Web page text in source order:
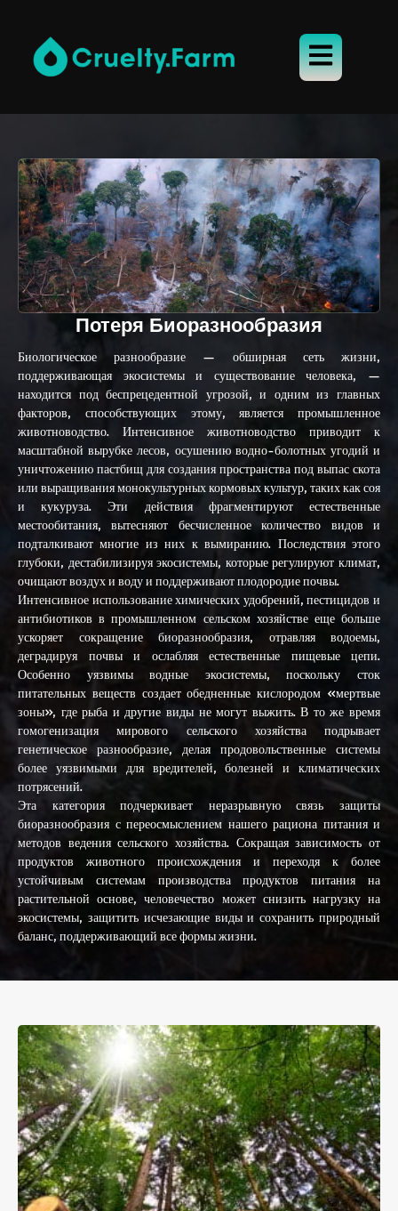
Потеря Биоразнообразия
Биологическое разнообразие — обширная сеть жизни,
поддерживающая экосистемы и существование человека, —
находится под беспрецедентной угрозой, и одним из главных
факторов, способствующих этому, является промышленное
животноводство. Интенсивное животноводство приводит к
масштабной вырубке лесов, осушению водно-болотных угодий и
уничтожению пастбищ для создания пространства под выпас скота
или выращивания монокультурных кормовых культур, таких как соя
и кукуруза. Эти действия фрагментируют естественные
местообитания, вытесняют бесчисленное количество видов и
подталкивают многие из них к вымиранию. Последствия этого
глубоки, дестабилизируя экосистемы, которые регулируют климат,
очищают воздух и воду и поддерживают плодородие почвы.
Интенсивное использование химических удобрений, пестицидов и
антибиотиков в промышленном сельском хозяйстве еще больше
ускоряет сокращение биоразнообразия, отравляя водоемы,
деградируя почвы и ослабляя естественные пищевые цепи.
Особенно уязвимы водные экосистемы, поскольку сток
питательных веществ создает обедненные кислородом «мертвые
зоны», где рыба и другие виды не могут выжить. В то же время
гомогенизация мирового сельского хозяйства подрывает
генетическое разнообразие, делая продовольственные системы
более уязвимыми для вредителей, болезней и климатических
потрясений.
Эта категория подчеркивает неразрывную связь защиты
биоразнообразия с переосмыслением нашего рациона питания и
методов ведения сельского хозяйства. Сокращая зависимость от
продуктов животного происхождения и переходя к более
устойчивым системам производства продуктов питания на
растительной основе, человечество может снизить нагрузку на
экосистемы, защитить исчезающие виды и сохранить природный
баланс, поддерживающий все формы жизни.